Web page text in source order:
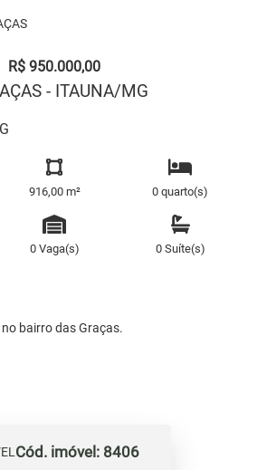
R$ 950.000,00
- ITAUNA/MG
916,00 m² 0 quarto(s)
0 Vaga(s) 0 Suíte(s)
bairro das Graças.
Cód. imóvel: 8406